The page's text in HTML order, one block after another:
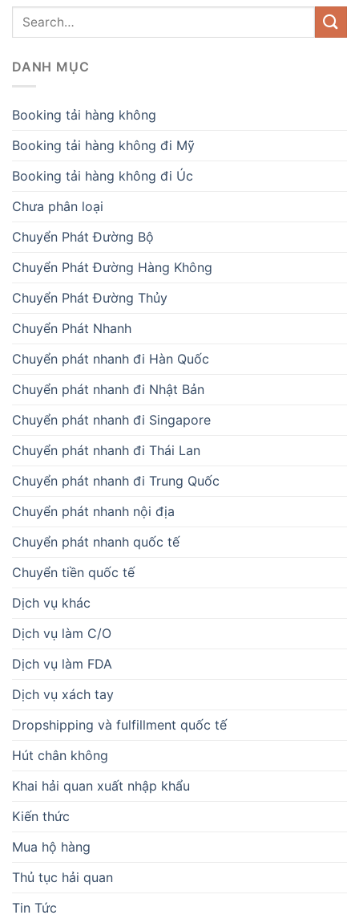
DANH MỤC
Booking tải hàng không
Booking tải hàng không đi Mỹ
Booking tải hàng không đi Úc
Chưa phân loại
Chuyển Phát Đường Bộ
Chuyển Phát Đường Hàng Không
Chuyển Phát Đường Thủy
Chuyển Phát Nhanh
Chuyển phát nhanh đi Hàn Quốc
Chuyển phát nhanh đi Nhật Bản
Chuyển phát nhanh đi Singapore
Chuyển phát nhanh đi Thái Lan
Chuyển phát nhanh đi Trung Quốc
Chuyển phát nhanh nội địa
Chuyển phát nhanh quốc tế
Chuyển tiền quốc tế
Dịch vụ khác
Dịch vụ làm C/O
Dịch vụ làm FDA
Dịch vụ xách tay
Dropshipping và fulfillment quốc tế
Hút chân không
Khai hải quan xuất nhập khẩu
Kiến thức
Mua hộ hàng
Thủ tục hải quan
Tin Tức